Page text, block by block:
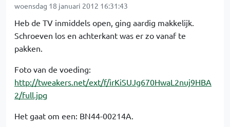
woensdag 18 januari 2012 16:31:43
Heb de TV inmiddels open, ging aardig makkelijk.
Schroeven los en achterkant was er zo vanaf te
pakken.
Foto van de voeding:
http://tweakers.net/ext/f/irKiSUJg670HwaL2nuj9HBA
2/full.jpg
Het gaat om een: BN44-00214A.